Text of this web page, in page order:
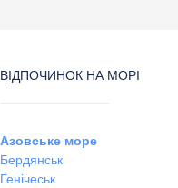
ВІДПОЧИНОК НА МОРІ
Азовське море
Бердянськ
Генічеськ